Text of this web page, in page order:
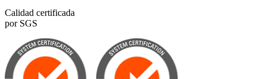
Calidad certificada
por SGS